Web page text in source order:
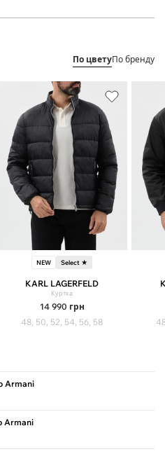
По цветуПо бренду
NEW Select ★
KARL LAGERFELD
Куртка
14 990 грн
48, 50, 52, 54, 56, 58
Armani
Armani